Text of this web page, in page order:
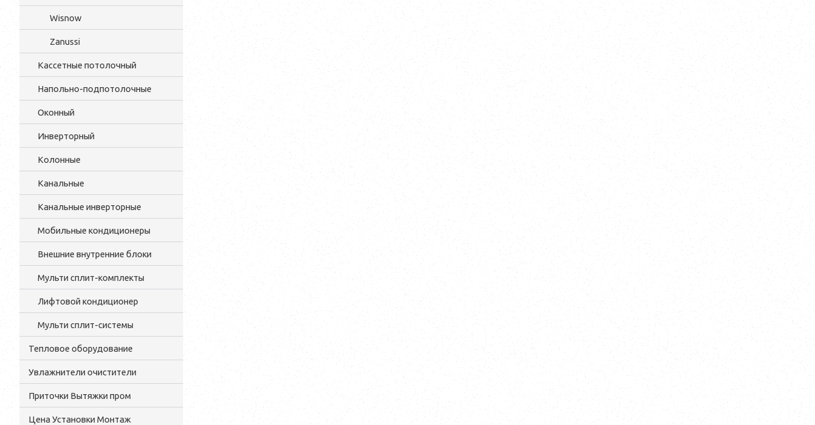
Wisnow
Zanussi
Кассетные потолочный
Напольно-подпотолочные
Оконный
Инверторный
Колонные
Канальные
Канальные инверторные
Мобильные кондиционеры
Внешние внутренние блоки
Мульти cплит-комплекты
Лифтовой кондиционер
Мульти сплит-системы
Тепловое оборудование
Увлажнители очистители
Приточки Вытяжки пром
Цена Установки Монтаж